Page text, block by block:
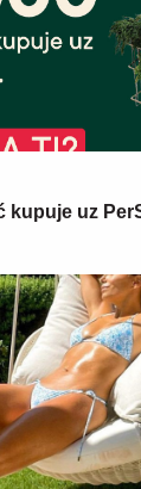
kupuje uz